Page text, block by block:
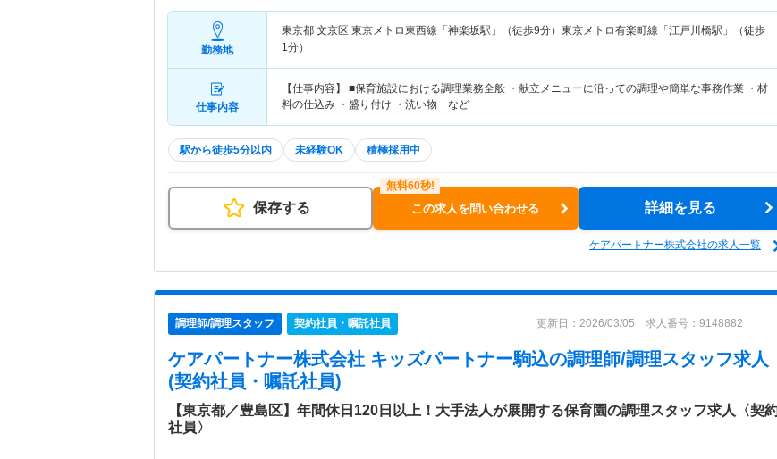
勤務地
東京都 文京区 東京メトロ東西線「神楽坂駅」（徒歩9分）東京メトロ有楽町線「江戸川橋駅」（徒歩
1分）
仕事内容
【仕事内容】 ■保育施設における調理業務全般 ・献立メニューに沿っての調理や簡単な事務作業 ・材
料の仕込み ・盛り付け ・洗い物 など
駅から徒歩5分以内 未経験OK 積極採用中
保存する この求人を問い合わせる 詳細を見る
ケアパートナー株式会社の求人一覧
調理師/調理スタッフ 契約社員・嘱託社員 更新日：2026/03/05 求人番号：9148882
ケアパートナー株式会社 キッズパートナー駒込の調理師/調理スタッフ求人
(契約社員・嘱託社員)
【東京都／豊島区】年間休日120日以上！大手法人が展開する保育園の調理スタッフ求人〈契
社員〉